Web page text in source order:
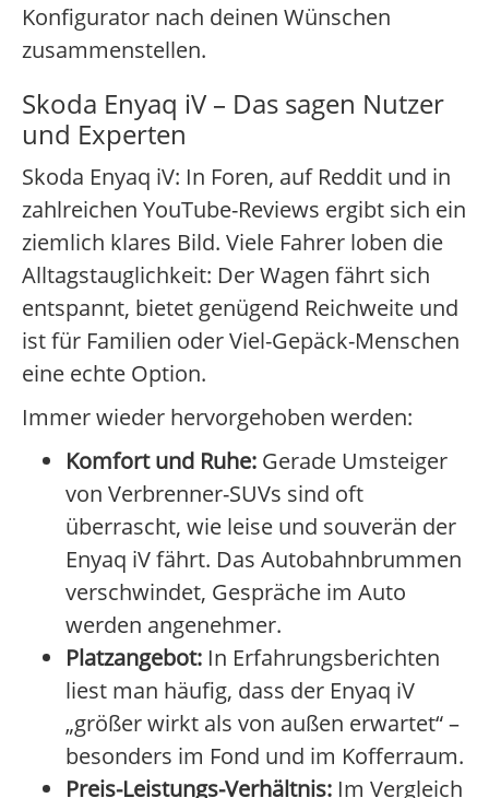
Konfigurator nach deinen Wünschen
zusammenstellen.
Skoda Enyaq iV – Das sagen Nutzer
und Experten
Skoda Enyaq iV: In Foren, auf Reddit und in
zahlreichen YouTube-Reviews ergibt sich ein
ziemlich klares Bild. Viele Fahrer loben die
Alltagstauglichkeit: Der Wagen fährt sich
entspannt, bietet genügend Reichweite und
ist für Familien oder Viel-Gepäck-Menschen
eine echte Option.
Immer wieder hervorgehoben werden:
Komfort und Ruhe: Gerade Umsteiger
von Verbrenner-SUVs sind oft
überrascht, wie leise und souverän der
Enyaq iV fährt. Das Autobahnbrummen
verschwindet, Gespräche im Auto
werden angenehmer.
Platzangebot: In Erfahrungsberichten
liest man häufig, dass der Enyaq iV
„größer wirkt als von außen erwartet“ –
besonders im Fond und im Kofferraum.
Preis-Leistungs-Verhältnis: Im Vergleich